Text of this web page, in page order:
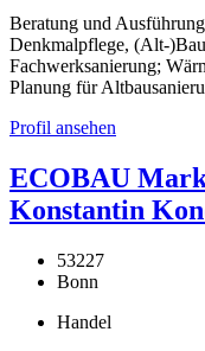
Beratung und
Denkmalpflege, (Alt-
Fachwerksanierung;
Planung für
Profil ansehen
ECOBAU
Konstantin
53227
Bonn
Handel